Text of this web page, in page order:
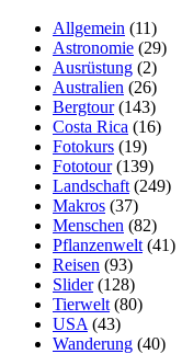
Allgemein (11)
Astronomie (29)
Ausrüstung (2)
Australien (26)
Bergtour(143)
Costa Rica (16)
Fotokurs (19)
Fototour(139)
Landschaft (249)
Makros (37)
Menschen (82)
Pflanzenwelt (41)
Reisen (93)
Slider(128)
Tierwelt (80)
USA (43)
Wanderung (40)